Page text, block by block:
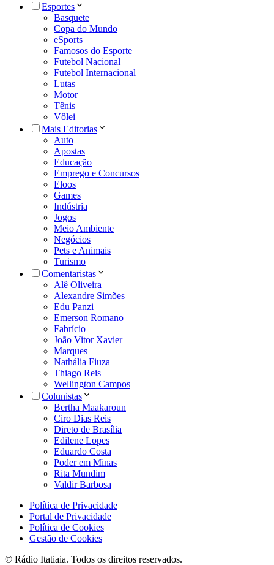
Esportes
Basquete
Copa do Mundo
eSports
Famosos do Esporte
Futebol Nacional
Futebol Internacional
Lutas
Motor
Tênis
Vôlei
Mais Editorias
Auto
Apostas
Educação
Emprego e Concursos
Eloos
Games
Indústria
Jogos
Meio Ambiente
Negócios
Pets e Animais
Turismo
Comentaristas
Alê Oliveira
Alexandre Simões
Edu Panzi
Emerson Romano
Fabrício
João Vitor Xavier
Marques
Nathália Fiuza
Thiago Reis
Wellington Campos
Colunistas
Bertha Maakaroun
Ciro Dias Reis
Direto de Brasília
Edilene Lopes
Eduardo Costa
Poder em Minas
Rita Mundim
Valdir Barbosa
Política de Privacidade
Portal de Privacidade
Política de Cookies
Gestão de Cookies
© Rádio Itatiaia. Todos os direitos reservados.